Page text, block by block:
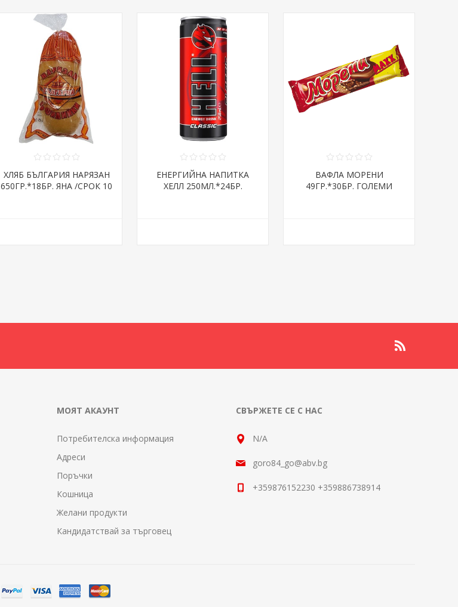
ХЛЯБ БЪЛГАРИЯ НАРЯЗАН
650ГР.*18БР. ЯНА /СРОК 10
ЕНЕРГИЙНА НАПИТКА
ХЕЛЛ 250МЛ.*24БР.
ВАФЛА МОРЕНИ
49ГР.*30БР. ГОЛЕМИ
МОЯТ АКАУНТ
Потребителска информация
Адреси
Поръчки
Кошница
Желани продукти
Кандидатствай за търговец
СВЪРЖЕТЕ СЕ С НАС
N/A
goro84_go@abv.bg
+359876152230 +359886738914